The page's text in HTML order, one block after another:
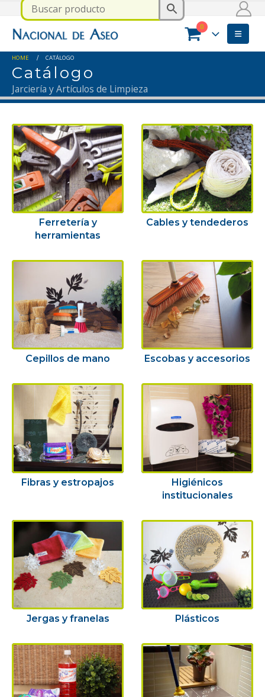
0
HOME CATÁLOGO
Catálogo
Jarciería y Artículos de Limpieza
Ferretería y
herramientas
Cables y tendederos
Cepillos de mano Escobas y accesorios
Fibras y estropajos
Higiénicos
institucionales
Jergas y franelas Plásticos